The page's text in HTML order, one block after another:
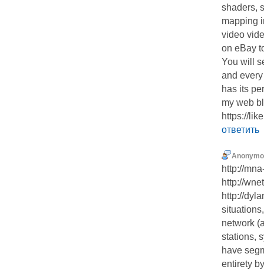
shaders,
mapping
video
on eBay
You will
and every
has its
my web
https://
ответить
http://
http://
http://
situations,
network
stations,
have
entirety